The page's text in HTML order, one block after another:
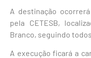
A destinação
pela CETESB,
Branco, seguindo
A execução ficará a